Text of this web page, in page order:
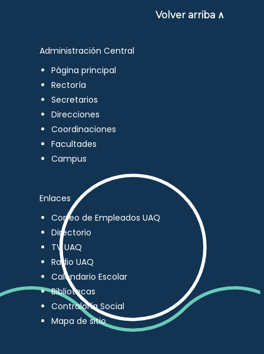
Volver arriba ∧
Administración Central
Página principal
Rectoría
Secretarios
Direcciones
Coordinaciones
Facultades
Campus
Enlaces
Correo de Empleados UAQ
Directorio
TV UAQ
Radio UAQ
Calendario Escolar
Bibliotecas
Contraloría Social
Mapa de sitio